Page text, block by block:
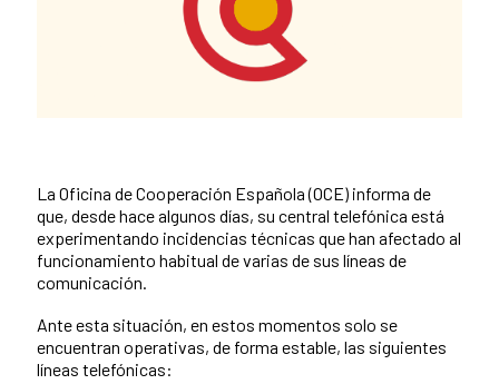
La Oficina de Cooperación Española (OCE) informa de
que, desde hace algunos días, su central telefónica está
experimentando incidencias técnicas que han afectado al
funcionamiento habitual de varias de sus líneas de
comunicación.
Ante esta situación, en estos momentos solo se
encuentran operativas, de forma estable, las siguientes
líneas telefónicas: